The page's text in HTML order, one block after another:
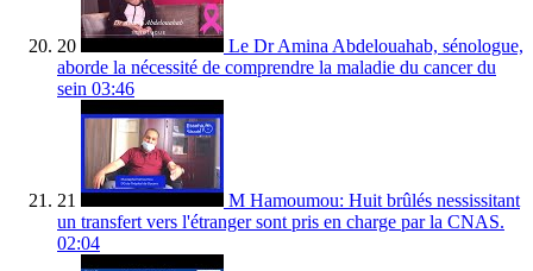
20
Le Dr Amina Abdelouahab, sénologue,
aborde la nécessité de comprendre la maladie du cancer du
sein 03:46
21
M Hamoumou: Huit brûlés nessissitant
un transfert vers l'étranger sont pris en charge par la CNAS.
02:04